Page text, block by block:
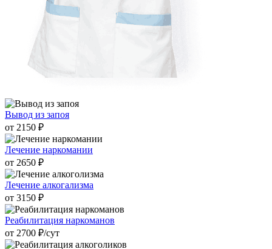
Вывод из запоя
от 2150 ₽
Лечение наркомании
от 2650 ₽
Лечение алкогализма
от 3150 ₽
Реабилитация наркоманов
от 2700 ₽/cут